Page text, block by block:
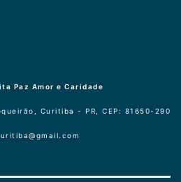
Paz Amor e Caridade
Curitiba - PR, CEP: 81650-290